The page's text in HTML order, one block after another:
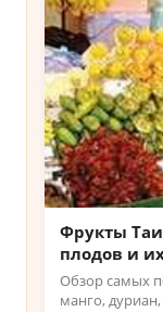
Фрукты
плодов и
Обзор самых
манго,